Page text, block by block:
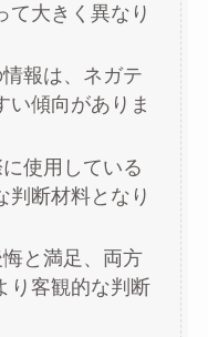
て大きく異なり
報は、ネガテ
い傾向がありま
使用している
判断材料となり
と満足、両方
り客観的な判断